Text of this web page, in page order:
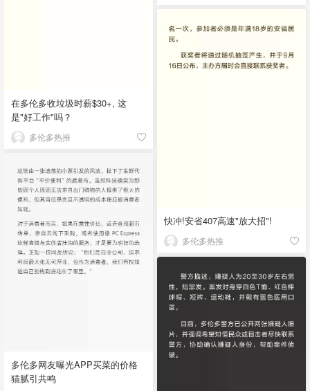
在多伦多收垃圾时薪$30+, 这
是"好工作"吗？
多伦多热推
快冲!安省407高速"放大招"!
多伦多热推
多伦多网友曝光APP买菜的价格
猫腻引共鸣